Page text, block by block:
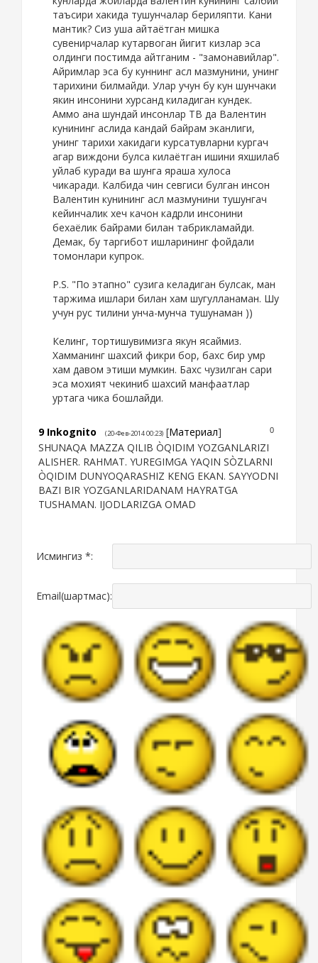
таъсири хакида тушунчалар бериляпти. Кани
мантик? Сиз уша айтаётган мишка
сувенирчалар кутарвоган йигит кизлар эса
олдинги постимда айтганим - "замонавийлар".
Айримлар эса бу куннинг асл мазмунини, унинг
тарихини билмайди. Улар учун бу кун шунчаки
якин инсонини хурсанд киладиган кундек.
Аммо ана шундай инсонлар ТВ да Валентин
кунининг аслида кандай байрам эканлиги,
унинг тарихи хакидаги курсатувларни кургач
агар виждони булса килаётган ишини яхшилаб
уйлаб куради ва шунга яраша хулоса
чикаради. Калбида чин севгиси булган инсон
Валентин кунининг асл мазмунини тушунгач
кейинчалик хеч качон кадрли инсонини
бехаёлик байрами билан табрикламайди.
Демак, бу таргибот ишларининг фойдали
томонлари купрок.
P.S. "По этапно" сузига келадиган булсак, ман
таржима ишлари билан хам шугулланаман. Шу
учун рус тилини унча-мунча тушунаман ))
Келинг, тортишувимизга якун ясаймиз.
Хамманинг шахсий фикри бор, бахс бир умр
хам давом этиши мумкин. Бахс чузилган сари
эса мохият чекиниб шахсий манфаатлар
уртага чика бошлайди.
0
9 Inkognito (20-Фев-2014 00:23) [Материал]
SHUNAQA MAZZA QILIB ÒQIDIM YOZGANLARIZI
ALISHER. RAHMAT. YUREGIMGA YAQIN SÒZLARNI
ÒQIDIM DUNYOQARASHIZ KENG EKAN. SAYYODNI
BAZI BIR YOZGANLARIDANAM HAYRATGA
TUSHAMAN. IJODLARIZGA OMAD
Исмингиз *:
Email(шартмас):